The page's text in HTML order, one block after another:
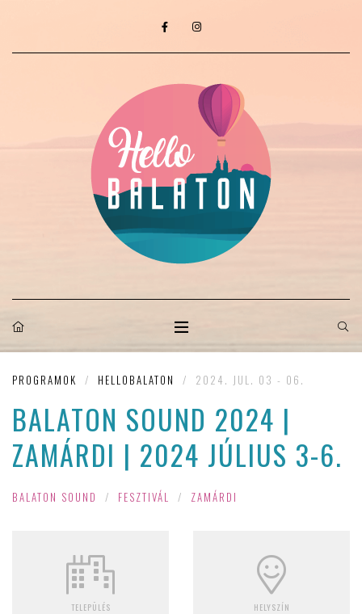
PROGRAMOK / HELLOBALATON / 2024. JUL. 03 - 06.
BALATON SOUND 2024 |
ZAMÁRDI | 2024 JÚLIUS 3-6.
BALATON SOUND / FESZTIVÁL / ZAMÁRDI
TELEPÜLÉS HELYSZÍN